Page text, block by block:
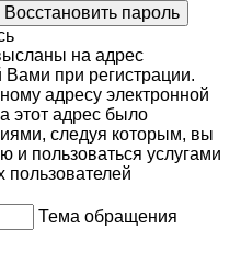
на адрес
Вами при регистрации.
адресу электронной
этот адрес было
следуя которым, вы
и пользоваться услугами
пользователей
Тема обращения